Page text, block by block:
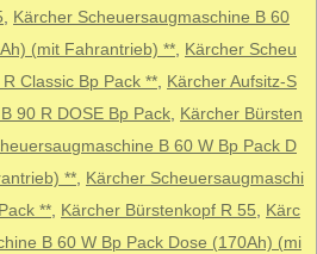
, Kärcher Scheuersaugmaschine B 60
(mit Fahrantrieb) **, Kärcher Scheu
Classic Bp Pack **, Kärcher Aufsitz-S
90 R DOSE Bp Pack, Kärcher Bürsten
B 60 W Bp Pack D
**, Kärcher Scheuersaugmaschi
**, Kärcher Bürstenkopf R 55, Kärc
B 60 W Bp Pack Dose (170Ah) (mi